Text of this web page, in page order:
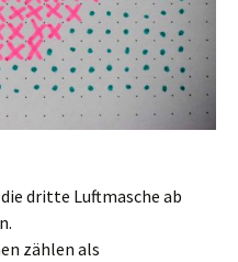
dritte Luftmasche ab
zählen als